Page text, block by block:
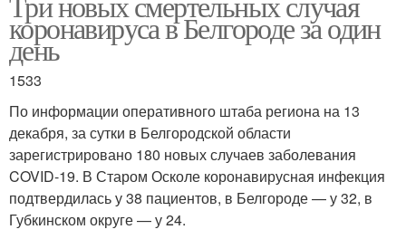
коронавируса в Белгороде за один
день
1533
По информации оперативного штаба региона на 13
декабря, за сутки в Белгородской области
зарегистрировано 180 новых случаев заболевания
COVID-19. В Старом Осколе коронавирусная инфекция
подтвердилась у 38 пациентов, в Белгороде — у 32, в
Губкинском округе — у 24.